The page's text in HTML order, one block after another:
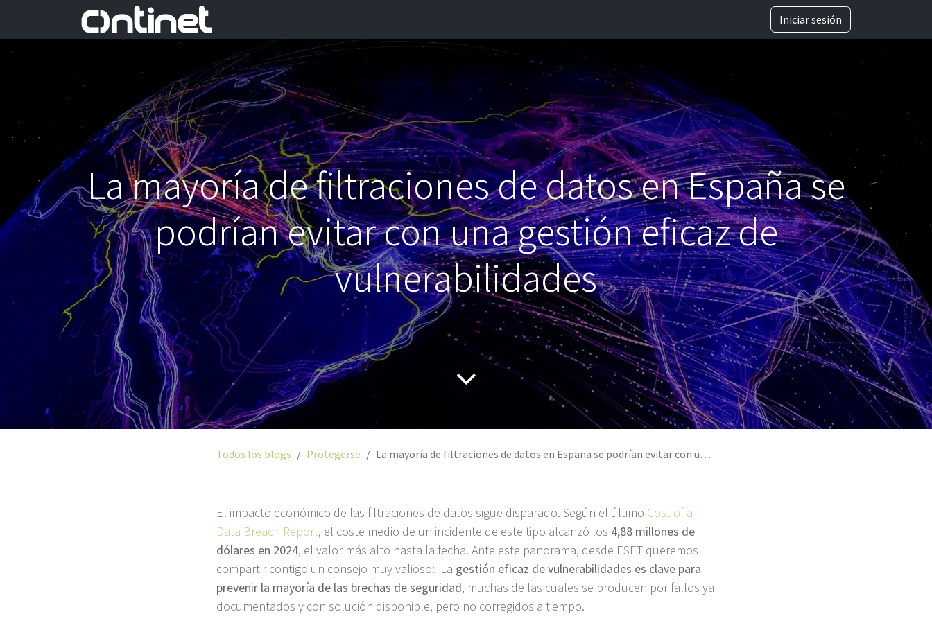
Iniciar sesión
La mayoría de filtraciones de datos en España se
podrían evitar con una gestión eficaz de
vulnerabilidades
Todos los blogs Protegerse La mayoría de filtraciones de datos en España se podrían evitar con una gestión eficaz de vulnerabilidades
El impacto económico de las filtraciones de datos sigue disparado. Según el último Cost of a
Data Breach Report, el coste medio de un incidente de este tipo alcanzó los 4,88 millones de
dólares en 2024, el valor más alto hasta la fecha. Ante este panorama, desde ESET queremos
compartir contigo un consejo muy valioso: La gestión eficaz de vulnerabilidades es clave para
prevenir la mayoría de las brechas de seguridad, muchas de las cuales se producen por fallos ya
documentados y con solución disponible, pero no corregidos a tiempo.